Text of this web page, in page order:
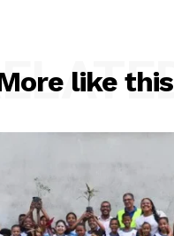
like this